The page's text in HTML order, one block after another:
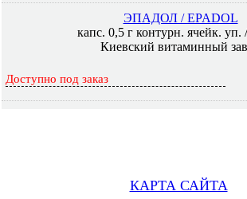
ЭПАДОЛ / EPADOL
капс. 0,5 г контурн. ячейк. уп.
Киевский витаминный
Доступно под заказ
КАРТА САЙТА